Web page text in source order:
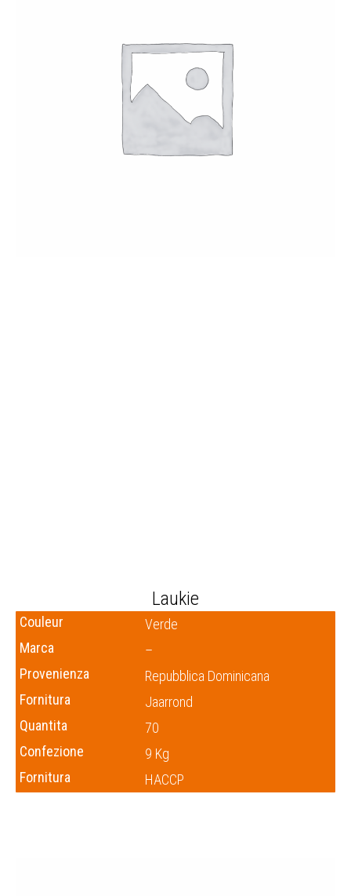
Laukie
Couleur
Verde
Marca
–
Provenienza
Repubblica Dominicana
Fornitura
Jaarrond
Quantita
70
Confezione
9 Kg
Fornitura
HACCP